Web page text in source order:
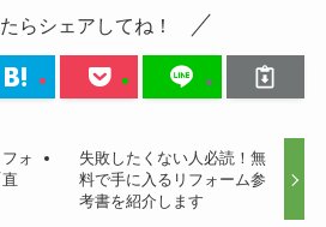
らシェアしてね！
ォ
失敗したくない人必読！無
料で手に入るリフォーム参
考書を紹介します